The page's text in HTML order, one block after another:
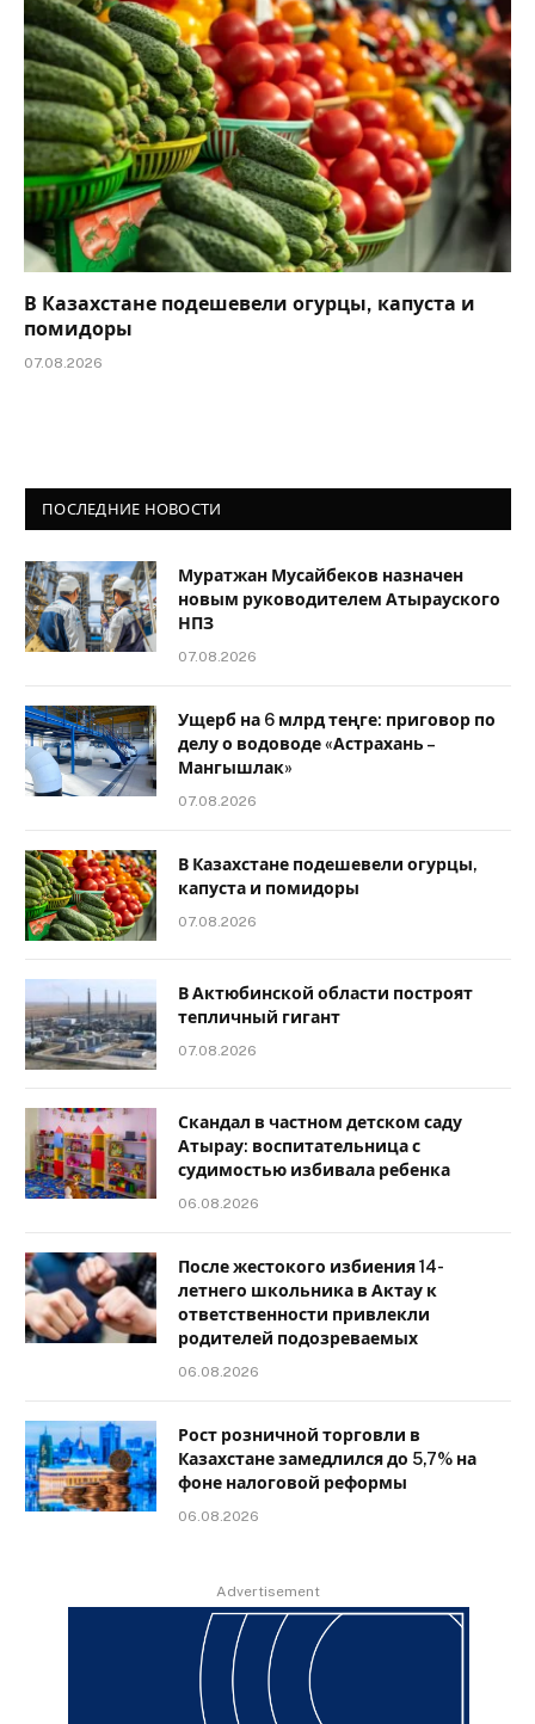
В Казахстане подешевели огурцы, капуста и
помидоры
07.08.2026
ПОСЛЕДНИЕ НОВОСТИ
Муратжан Мусайбеков назначен
новым руководителем Атырауского
НПЗ
07.08.2026
Ущерб на 6 млрд теңге: приговор по
делу о водоводе «Астрахань –
Мангышлак»
07.08.2026
В Казахстане подешевели огурцы,
капуста и помидоры
07.08.2026
В Актюбинской области построят
тепличный гигант
07.08.2026
Скандал в частном детском саду
Атырау: воспитательница с
судимостью избивала ребенка
06.08.2026
После жестокого избиения 14-
летнего школьника в Актау к
ответственности привлекли
родителей подозреваемых
06.08.2026
Рост розничной торговли в
Казахстане замедлился до 5,7% на
фоне налоговой реформы
06.08.2026
Advertisement